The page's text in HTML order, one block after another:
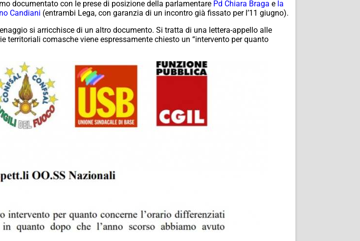
documentato con le prese di posizione della parlamentare Pd Chiara Braga e la
Candiani (entrambi Lega, con garanzia di un incontro già fissato per l’11 giugno).
si arricchisce di un altro documento. Si tratta di una lettera-appello alle
territoriali comasche viene espressamente chiesto un “intervento per quanto